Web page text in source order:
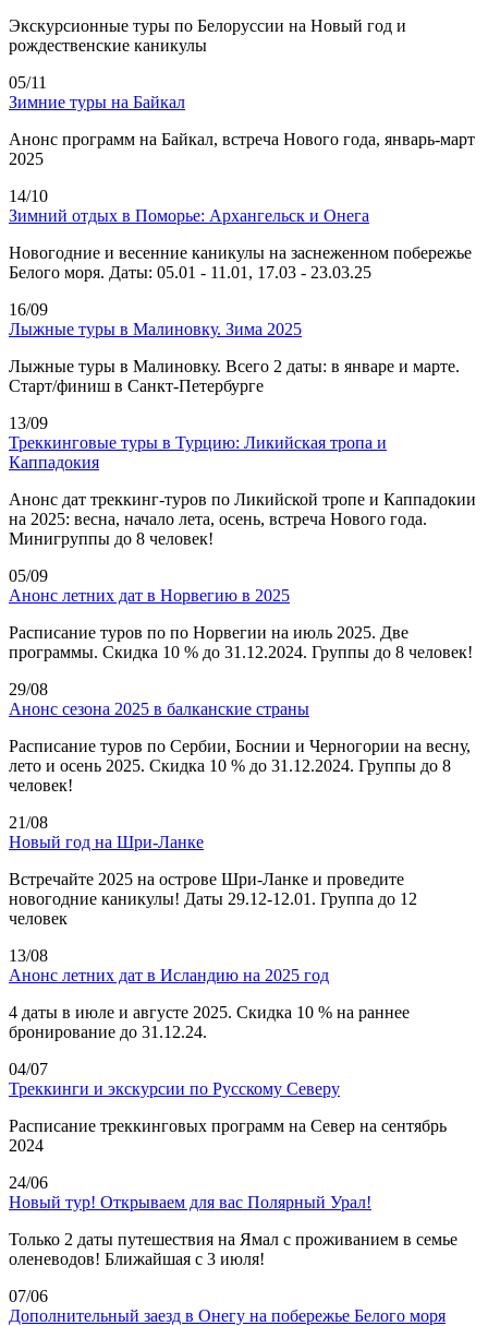
Экскурсионные туры по Белоруссии на Новый год и
рождественские каникулы
05/11
Зимние туры на Байкал
Анонс программ на Байкал, встреча Нового года, январь-март
2025
14/10
Зимний отдых в Поморье: Архангельск и Онега
Новогодние и весенние каникулы на заснеженном побережье
Белого моря. Даты: 05.01 - 11.01, 17.03 - 23.03.25
16/09
Лыжные туры в Малиновку. Зима 2025
Лыжные туры в Малиновку. Всего 2 даты: в январе и марте.
Старт/финиш в Санкт-Петербурге
13/09
Треккинговые туры в Турцию: Ликийская тропа и
Каппадокия
Анонс дат треккинг-туров по Ликийской тропе и Каппадокии
на 2025: весна, начало лета, осень, встреча Нового года.
Минигруппы до 8 человек!
05/09
Анонс летних дат в Норвегию в 2025
Расписание туров по по Норвегии на июль 2025. Две
программы. Скидка 10 % до 31.12.2024. Группы до 8 человек!
29/08
Анонс сезона 2025 в балканские страны
Расписание туров по Сербии, Боснии и Черногории на весну,
лето и осень 2025. Скидка 10 % до 31.12.2024. Группы до 8
человек!
21/08
Новый год на Шри-Ланке
Встречайте 2025 на острове Шри-Ланке и проведите
новогодние каникулы! Даты 29.12-12.01. Группа до 12
человек
13/08
Анонс летних дат в Исландию на 2025 год
4 даты в июле и августе 2025. Скидка 10 % на раннее
бронирование до 31.12.24.
04/07
Треккинги и экскурсии по Русскому Северу
Расписание треккинговых программ на Север на сентябрь
2024
24/06
Новый тур! Открываем для вас Полярный Урал!
Только 2 даты путешествия на Ямал с проживанием в семье
оленеводов! Ближайшая с 3 июля!
07/06
Дополнительный заезд в Онегу на побережье Белого моря